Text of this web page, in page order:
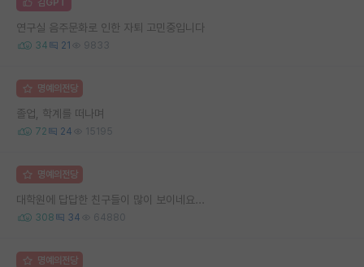
연구실 음주문화로 인한 자퇴 고민중입니다
34 21 9833
명예의전당
졸업, 학계를 떠나며
72 24 15195
명예의전당
대학원에 답답한 친구들이 많이 보이네요...
308 34 64880
명예의전당